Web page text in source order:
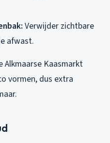
Verwijder zichtbare
afwast.
Alkmaarse Kaasmarkt
vormen, dus extra